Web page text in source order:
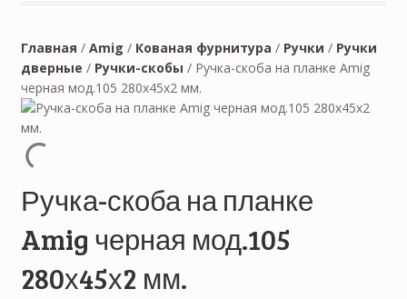
Главная / Amig / Кованая фурнитура / Ручки / Ручки
дверные / Ручки-скобы / Ручка-скоба на планке Amig
черная мод.105 280х45х2 мм.
Ручка-скоба на планке
Amig черная мод.105
280х45х2 мм.